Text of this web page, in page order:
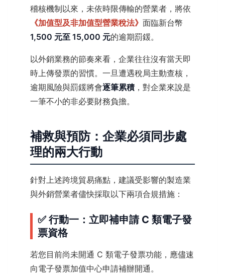
稽核機制以來，未依時限傳輸的營業者，將依
《加值型及非加值型營業稅法》 面臨新台幣
1,500 元至 15,000 元的逾期罰鍰。
以外銷業務的節奏來看，企業往往沒有當天即
時上傳發票的習慣。一旦遭遇稅局主動查核，
逾期風險與罰鍰將會逐筆累積 ，對企業來說是
一筆不小的非必要財務負擔。
補救與預防：企業必須同步處
理的兩大行動
針對上述跨境貿易痛點，建議受影響的製造業
與外銷營業者儘快採取以下兩項合規措施：
✅ 行動一：立即補申請 C 類電子發
票資格
若您目前尚未開通 C 類電子發票功能，應儘速
向電子發票加值中心申請補辦開通。